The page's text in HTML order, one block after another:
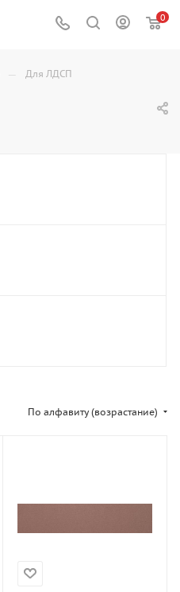
0
— Для ЛДСП
По алфавиту (возрастание)